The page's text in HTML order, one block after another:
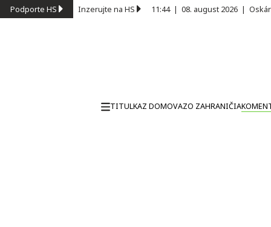
Podporte HS Inzerujte na HS 11:44| 08. august 2026 | Oskár
TITULKAZ DOMOVAZO ZAHRANIČIA